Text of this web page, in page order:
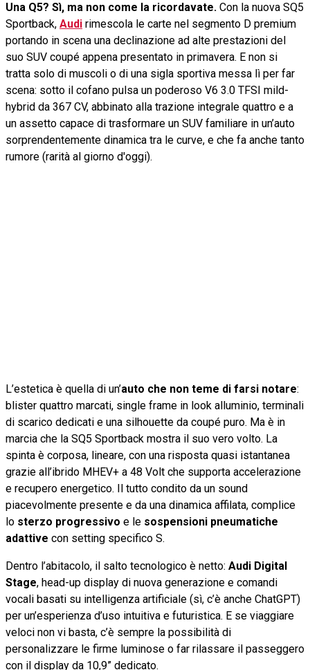
Una Q5? Sì, ma non come la ricordavate. Con la nuova SQ5
Sportback, Audi rimescola le carte nel segmento D premium
portando in scena una declinazione ad alte prestazioni del
suo SUV coupé appena presentato in primavera. E non si
tratta solo di muscoli o di una sigla sportiva messa lì per far
scena: sotto il cofano pulsa un poderoso V6 3.0 TFSI mild-
hybrid da 367 CV, abbinato alla trazione integrale quattro e a
un assetto capace di trasformare un SUV familiare in un’auto
sorprendentemente dinamica tra le curve, e che fa anche tanto
rumore (rarità al giorno d'oggi).
L’estetica è quella di un’auto che non teme di farsi notare:
blister quattro marcati, single frame in look alluminio, terminali
di scarico dedicati e una silhouette da coupé puro. Ma è in
marcia che la SQ5 Sportback mostra il suo vero volto. La
spinta è corposa, lineare, con una risposta quasi istantanea
grazie all’ibrido MHEV+ a 48 Volt che supporta accelerazione
e recupero energetico. Il tutto condito da un sound
piacevolmente presente e da una dinamica affilata, complice
lo sterzo progressivo e le sospensioni pneumatiche
adattive con setting specifico S.
Dentro l’abitacolo, il salto tecnologico è netto: Audi Digital
Stage, head-up display di nuova generazione e comandi
vocali basati su intelligenza artificiale (sì, c’è anche ChatGPT)
per un’esperienza d’uso intuitiva e futuristica. E se viaggiare
veloci non vi basta, c’è sempre la possibilità di
personalizzare le firme luminose o far rilassare il passeggero
con il display da 10,9” dedicato.